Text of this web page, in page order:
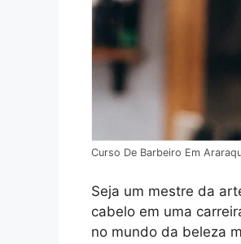
Curso De Barbeiro Em
Seja um mestre da
cabelo em uma
no mundo da beleza